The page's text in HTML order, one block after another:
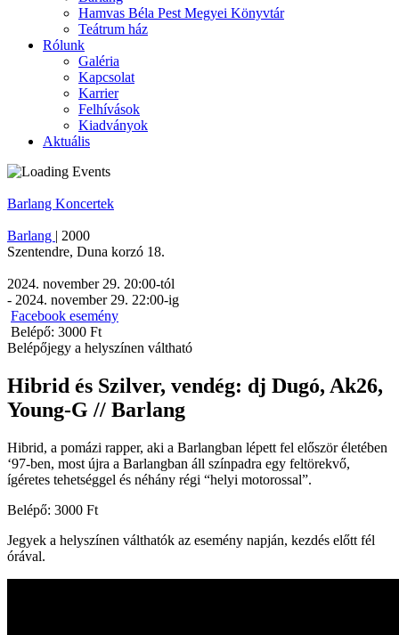
Hamvas Béla Pest Megyei Könyvtár
Teátrum ház
Rólunk
Galéria
Kapcsolat
Karrier
Felhívások
Kiadványok
Aktuális
Barlang Koncertek
Barlang | 2000
Szentendre, Duna korzó 18.
2024. november 29. 20:00-tól
- 2024. november 29. 22:00-ig
Facebook esemény
Belépő: 3000 Ft
Belépőjegy a helyszínen váltható
Hibrid és Szilver, vendég: dj Dugó, Ak26,
Young-G // Barlang
Hibrid, a pomázi rapper, aki a Barlangban lépett fel először életében
‘97-ben, most újra a Barlangban áll színpadra egy feltörekvő,
ígéretes tehetséggel és néhány régi “helyi motorossal”.
Belépő: 3000 Ft
Jegyek a helyszínen válthatók az esemény napján, kezdés előtt fél
órával.